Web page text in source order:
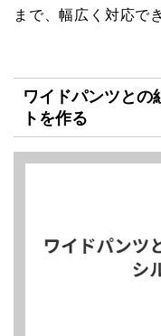
まで、幅広く対応で
ワイドパンツとの
トを作る